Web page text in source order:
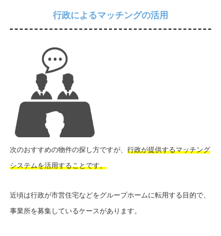
行政によるマッチングの活用
次のおすすめの物件の探し方ですが、 行政が提供するマッチング
システムを活用することです。
近頃は行政が市営住宅などをグループホームに転用する目的で、
事業所を募集しているケースがあります。